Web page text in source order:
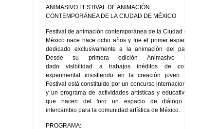
ANIMASIVO FESTIVAL DE ANIMACIÓN
CONTEMPORÁNEA DE LA CIUDAD DE MÉXICO
Festival de animación contemporánea de la Ciudad de
México nace hace ocho años y fue el primer espacio
dedicado exclusivamente a la animación del país.
Desde su primera edición Animasivo ha
dado visibilidad a trabajos inéditos de corte
experimental insistiendo en la creación joven. El
Festival está constituido por un concurso internacional
y un programa de actividades artísticas y educativas
que hacen del foro un espacio de diálogo e
intercambio para la comunidad artística de México.
PROGRAMA: